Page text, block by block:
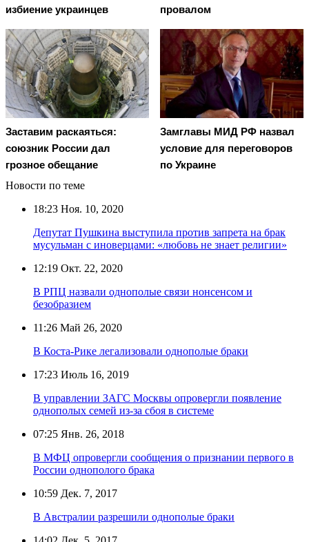
избиение украинцев
провалом
Заставим раскаяться:
союзник России дал
грозное обещание
Замглавы МИД РФ назвал
условие для переговоров
по Украине
Новости по теме
18:23 Ноя. 10, 2020
Депутат Пушкина выступила против запрета на брак
мусульман с иноверцами: «любовь не знает религии»
12:19 Окт. 22, 2020
В РПЦ назвали однополые связи нонсенсом и
безобразием
11:26 Май 26, 2020
В Коста-Рике легализовали однополые браки
17:23 Июль 16, 2019
В управлении ЗАГС Москвы опровергли появление
однополых семей из-за сбоя в системе
07:25 Янв. 26, 2018
В МФЦ опровергли сообщения о признании первого в
России однополого брака
10:59 Дек. 7, 2017
В Австралии разрешили однополые браки